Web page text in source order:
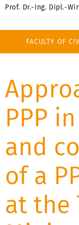
Prof. Dr.-Ing. Dipl.-
FACULTY OF
PPP
and
of a
at the